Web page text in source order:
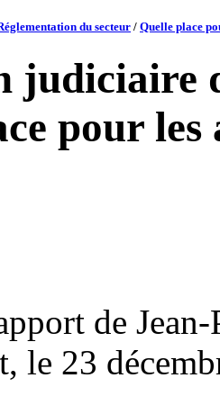
du secteur / Quelle place
judiciaire
pour les
de
le 23